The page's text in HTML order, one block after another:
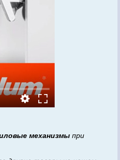
механизмы при